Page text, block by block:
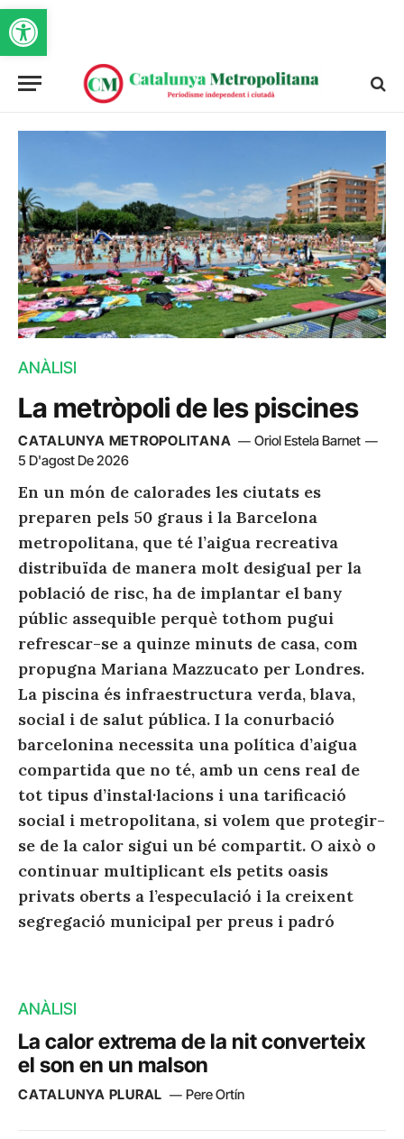
Obre la barra d'eines
ANÀLISI
La metròpoli de les piscines
CATALUNYA METROPOLITANA
Oriol Estela Barnet
5 D'agost De 2026
En un món de calorades les ciutats es
preparen pels 50 graus i la Barcelona
metropolitana, que té l’aigua recreativa
distribuïda de manera molt desigual per la
població de risc, ha de implantar el bany
públic assequible perquè tothom pugui
refrescar-se a quinze minuts de casa, com
propugna Mariana Mazzucato per Londres.
La piscina és infraestructura verda, blava,
social i de salut pública. I la conurbació
barcelonina necessita una política d’aigua
compartida que no té, amb un cens real de
tot tipus d’instal·lacions i una tarificació
social i metropolitana, si volem que protegir-
se de la calor sigui un bé compartit. O això o
continuar multiplicant els petits oasis
privats oberts a l’especulació i la creixent
segregació municipal per preus i padró
ANÀLISI
La calor extrema de la nit converteix
el son en un malson
CATALUNYA PLURAL Pere Ortín